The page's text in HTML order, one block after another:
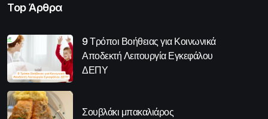
Top Άρθρα
9 Τρόποι Βοήθειας για Κοινωνικά
Αποδεκτή Λειτουργία Εγκεφάλου
ΔΕΠΥ
Σουβλάκι μπακαλιάρος